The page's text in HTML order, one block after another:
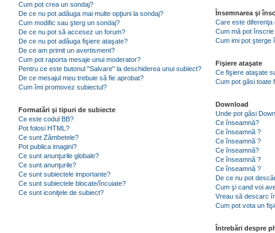
Cum pot crea un sondaj?
De ce nu pot adăuga mai multe opţiuni la sondaj?
Cum modific sau şterg un sondaj?
De ce nu pot să accesez un forum?
De ce nu pot adăuga fişiere ataşate?
De ce am primit un avertisment?
Cum pot raporta mesaje unui moderator?
Pentru ce este butonul "Salvare" la deschiderea unui subiect?
De ce mesajul meu trebuie să fie aprobat?
Cum îmi promovez subiectul?
Formatări şi tipuri de subiecte
Ce este codul BB?
Pot folosi HTML?
Ce sunt Zâmbetele?
Pot publica imagini?
Ce sunt anunţurile globale?
Ce sunt anunţurile?
Ce sunt subiectele importante?
Ce sunt subiectele blocate/încuiate?
Ce sunt iconiţele de subiect?
Însemnarea şi
Care este
Cum mă pot
Cum imi pot şterge
Fişiere ataşate
Ce fişiere ataşate
Cum pot găsi toate
Download
Unde pot găsi
Ce înseamnă?
Ce înseamnă ?
Ce înseamnă ?
Ce înseamnă?
Ce înseamnă ?
Ce înseamnă ?
De ce nu pot
Cum şi cand voi
Vreau să descarc
Cum pot vota un
Întrebări despre